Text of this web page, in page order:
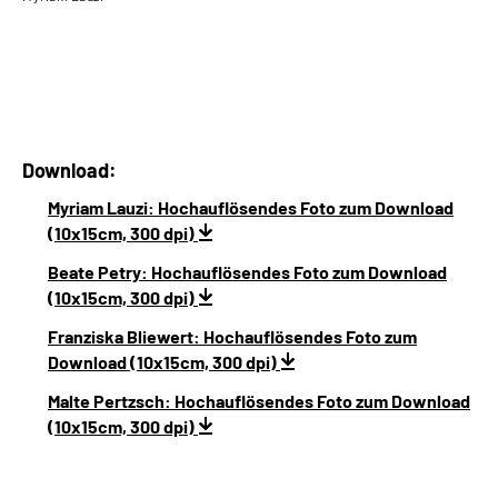
Download:
Myriam Lauzi: Hochauflösendes Foto zum Download
(10x15cm, 300 dpi)
Beate Petry: Hochauflösendes Foto zum Download
(10x15cm, 300 dpi)
Franziska Bliewert: Hochauflösendes Foto zum
Download (10x15cm, 300 dpi)
Malte Pertzsch: Hochauflösendes Foto zum Download
(10x15cm, 300 dpi)